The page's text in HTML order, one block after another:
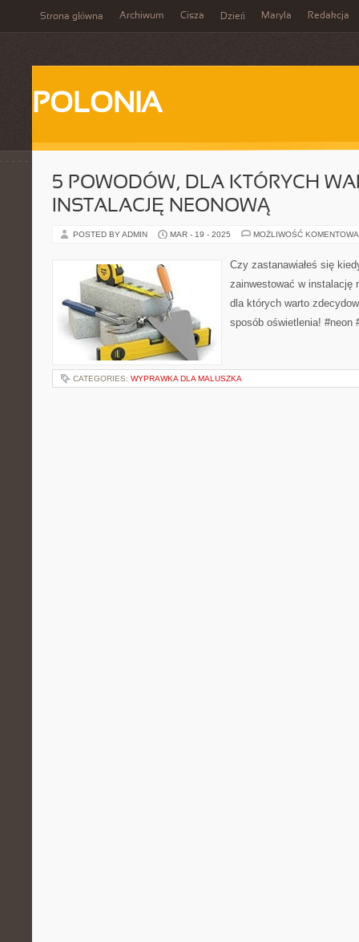
Strona główna Archiwum Cisza Dzień Maryla Redakcja
POLONIA
5 POWODÓW, DLA KTÓRYCH
INSTALACJĘ NEONOWĄ
POSTED BY ADMIN MAR - 19 - 2025 MOŻLIWOŚĆ
Czy zastanawiałeś się
zainwestować w instalację
dla których warto
sposób oświetlenia! #neon
CATEGORIES: WYPRAWKA DLA MALUSZKA